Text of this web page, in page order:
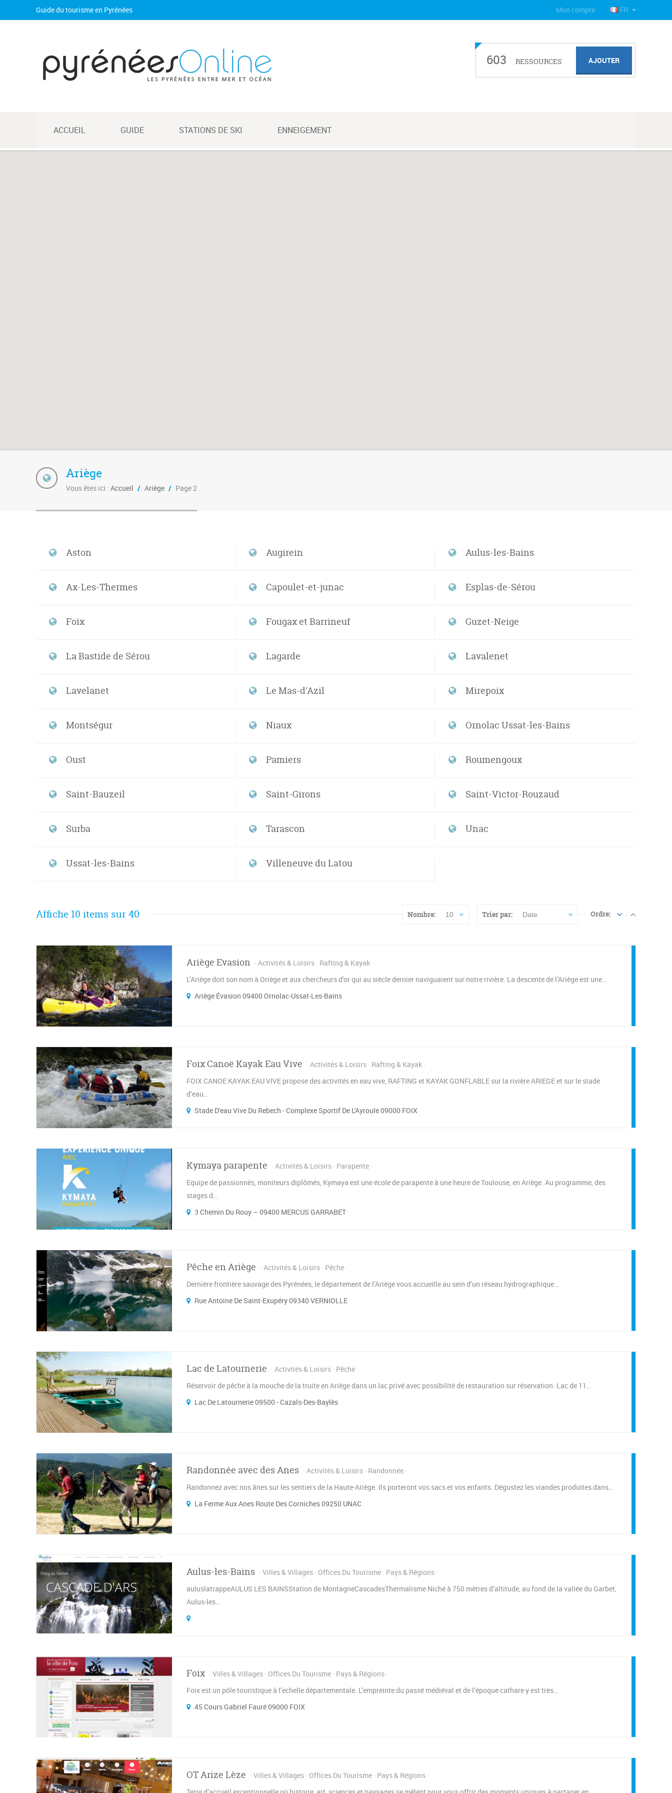
Guide du tourisme en Pyrénées FR
Mon compte
603 RESSOURCES AJOUTER
ACCUEIL GUIDE STATIONS DE SKI ENNEIGEMENT
Ariège
Vous êtes ici : Accueil / Ariège / Page 2
Aston Augirein Aulus-les-Bains
Ax-Les-Thermes Capoulet-et-junac Esplas-de-Sérou
Foix Fougax et Barrineuf Guzet-Neige
La Bastide de Sérou Lagarde Lavalenet
Lavelanet Le Mas-d'Azil Mirepoix
Montségur Niaux Ornolac Ussat-les-Bains
Oust Pamiers Roumengoux
Saint-Bauzeil Saint-Girons Saint-Victor-Rouzaud
Surba Tarascon Unac
Ussat-les-Bains Villeneuve du Latou
Affiche 10 items sur 40 Nombre: 10 Trier par: Date Ordre:
Ariège Evasion Activités & Loisirs Rafting & Kayak
L’Ariège doit son nom à Oriège et aux chercheurs d’or qui au siècle dernier naviguaient sur notre rivière. La descente de l’Ariège est une…
Ariège Évasion 09400 Ornolac-Ussat-Les-Bains
Foix Canoë Kayak Eau Vive Activités & Loisirs Rafting & Kayak
FOIX CANOE KAYAK EAU VIVE propose des activités en eau vive, RAFTING et KAYAK GONFLABLE sur la rivière ARIEGE et sur le stade
d’eau…
Stade D'eau Vive Du Rebech - Complexe Sportif De L'Ayroule 09000 FOIX
Kymaya parapente Activités & Loisirs Parapente
Equipe de passionnés, moniteurs diplômés, Kymaya est une école de parapente à une heure de Toulouse, en Ariège. Au programme, des
stages d…
3 Chemin Du Rouy – 09400 MERCUS GARRABET
Pêche en Ariège Activités & Loisirs Pêche
Dernière frontière sauvage des Pyrénées, le département de l’Ariège vous accueille au sein d’un réseau hydrographique…
Rue Antoine De Saint-Exupéry 09340 VERNIOLLE
Lac de Latournerie Activités & Loisirs Pêche
Réservoir de pêche à la mouche de la truite en Ariège dans un lac privé avec possibilité de restauration sur réservation. Lac de 11…
Lac De Latournerie 09500 - Cazals-Des-Baylès
Randonnée avec des Anes Activités & Loisirs Randonnée
Randonnez avec nos ânes sur les sentiers de la Haute-Ariège. Ils porteront vos sacs et vos enfants. Dégustez les viandes produites dans…
La Ferme Aux Anes Route Des Corniches 09250 UNAC
Aulus-les-Bains Villes & Villages Offices Du Tourisme Pays & Régions
auluslatrappeAULUS LES BAINSStation de MontagneCascadesThermalisme Niché à 750 mètres d’altitude, au fond de la vallée du Garbet,
Aulus-les…
Foix Villes & Villages Offices Du Tourisme Pays & Régions
Foix est un pôle touristique à l’echelle départementale. L’empreinte du passé médiéval et de l’époque cathare y est très…
45 Cours Gabriel Fauré 09000 FOIX
OT Arize Lèze Villes & Villages Offices Du Tourisme Pays & Régions